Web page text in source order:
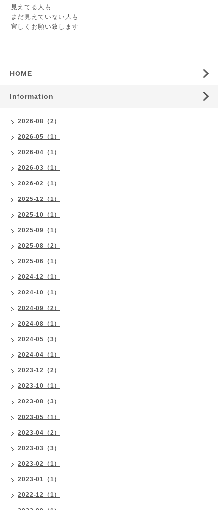
見えてる人も
まだ見えていない人も
宜しくお願い致します
HOME
Information
2026-08（2）
2026-05（1）
2026-04（1）
2026-03（1）
2026-02（1）
2025-12（1）
2025-10（1）
2025-09（1）
2025-08（2）
2025-06（1）
2024-12（1）
2024-10（1）
2024-09（2）
2024-08（1）
2024-05（3）
2024-04（1）
2023-12（2）
2023-10（1）
2023-08（3）
2023-05（1）
2023-04（2）
2023-03（3）
2023-02（1）
2023-01（1）
2022-12（1）